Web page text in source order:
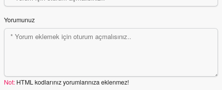
Yorumunuz
Not: HTML kodlarınız yorumlarınıza eklenmez!